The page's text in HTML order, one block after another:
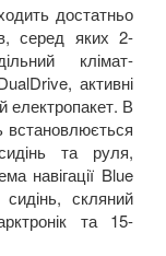
достатньо
серед яких 2-
клімат-
активні
електропакет. В
встановлюється
та руля,
навігації Blue
сидінь, скляний
та 15-